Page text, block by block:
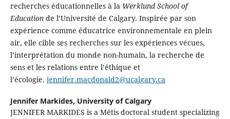
recherches éducationnelles à la Werklund School of
Education de l’Université de Calgary. Inspirée par son
expérience comme éducatrice environnementale en plein
air, elle cible ses recherches sur les expériences vécues,
l’interprétation du monde non-humain, la recherche de
sens et les relations entre l’éthique et
l’écologie. jennifer.macdonald2@ucalgary.ca
Jennifer Markides, University of Calgary
JENNIFER MARKIDES is a Métis doctoral student specializing